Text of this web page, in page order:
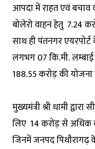
आपदा में राहत एवं
बोलेरो वाहन हेतु ₹ 7.24
साथ ही पंतनगर
लगभग 07 कि.मी.
188.55 करोड़ की योजना
मुख्यमंत्री श्री धामी
लिए ₹ 14 करोड़ से अधिक
जिनमें जनपद पिथौरागढ़